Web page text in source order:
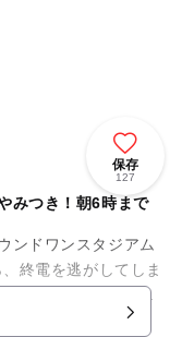
保存
127
みつき！朝6時まで
ンドワンスタジアム
終電を逃がしてしま
お客さんにも多く利